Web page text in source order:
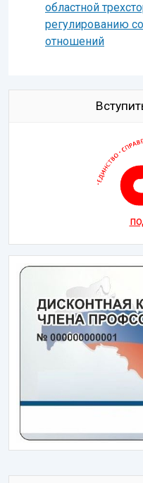
областной
регулированию
отношений